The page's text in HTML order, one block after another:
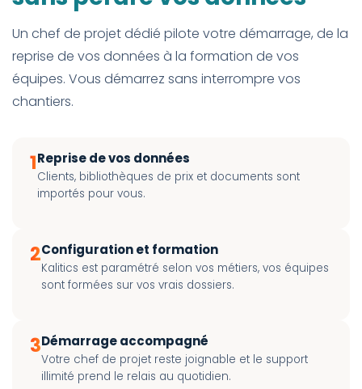
Un chef de projet dédié pilote votre démarrage, de la
reprise de vos données à la formation de vos
équipes. Vous démarrez sans interrompre vos
chantiers.
1Reprise de vos données
Clients, bibliothèques de prix et documents sont
importés pour vous.
2Configuration et formation
Kalitics est paramétré selon vos métiers, vos équipes
sont formées sur vos vrais dossiers.
3Démarrage accompagné
Votre chef de projet reste joignable et le support
illimité prend le relais au quotidien.